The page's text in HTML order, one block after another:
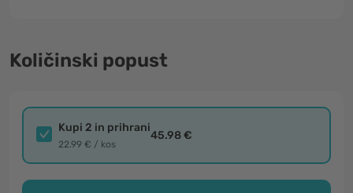
Količinski popust
Kupi 2 in prihrani
22.99 € / kos
45.98 €